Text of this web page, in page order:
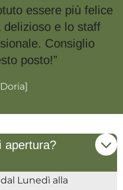
essere più felice
e lo staff
Consiglio
posto!”
apertura?
Lunedì alla